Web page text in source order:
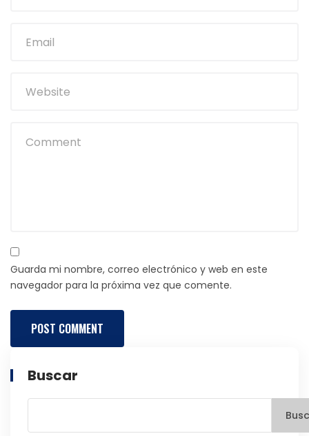
Guarda mi nombre, correo electrónico y web en este
navegador para la próxima vez que comente.
Buscar